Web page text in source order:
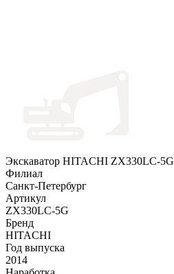
Экскаватор HITACHI ZX330LC-5G
Филиал
Санкт-Петербург
Артикул
ZX330LC-5G
Бренд
HITACHI
Год выпуска
2014